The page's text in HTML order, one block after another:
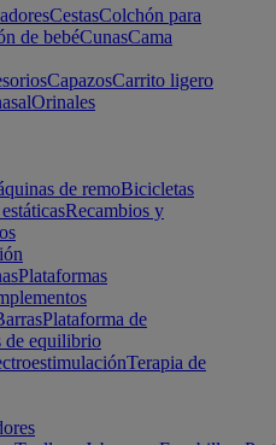
CestasColchón para
de bebéCunasCama
CapazosCarrito ligero
Orinales
de remoBicicletas
Recambios y
Plataformas
Plataforma de
de equilibrio
Terapia de